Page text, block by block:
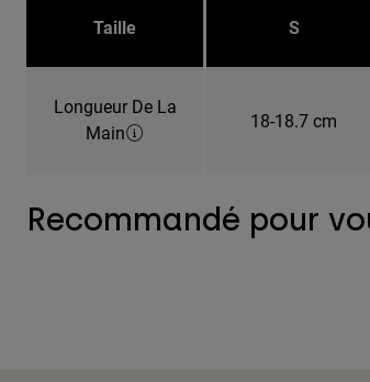
Taille S
Longueur De La
Main
18-18.7 cm
Recommandé pour